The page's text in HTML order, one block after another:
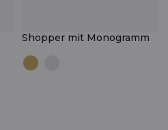
Shopper mit Monogramm